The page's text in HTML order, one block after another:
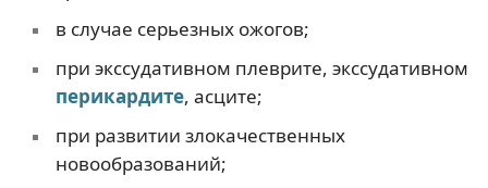
в случае серьезных ожогов;
при экссудативном плеврите, экссудативном
перикардите, асците;
при развитии злокачественных
новообразований;